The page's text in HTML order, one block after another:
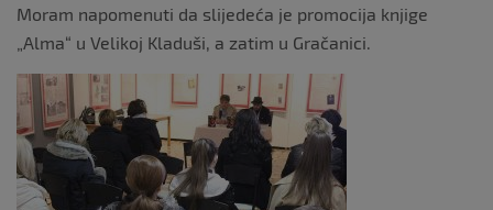
Moram napomenuti da slijedeća je promocija knjige
„Alma“ u Velikoj Kladuši, a zatim u Gračanici.